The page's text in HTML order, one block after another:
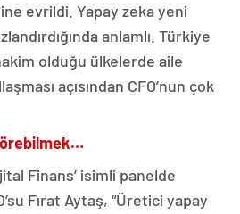
evrildi. Yapay zeka yeni
anlamlı. Türkiye
olduğu ülkelerde aile
açısından CFO’nun çok
Finans’ isimli panelde
Fırat Aytaş, “Üretici yapay